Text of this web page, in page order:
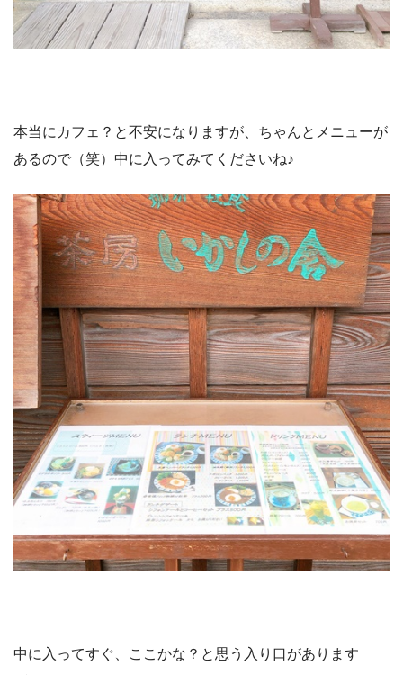
本当にカフェ？と不安になりますが、ちゃんとメニューが
あるので（笑）中に入ってみてくださいね♪
中に入ってすぐ、ここかな？と思う入り口があります